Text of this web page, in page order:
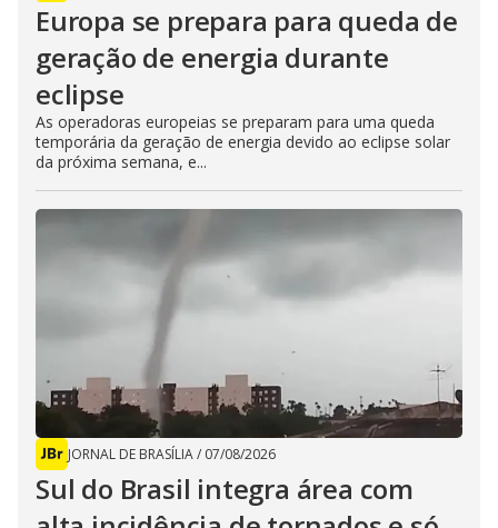
Europa se prepara para queda de
geração de energia durante
eclipse
As operadoras europeias se preparam para uma queda
temporária da geração de energia devido ao eclipse solar
da próxima semana, e...
JORNAL DE BRASÍLIA/ 07/08/2026
Sul do Brasil integra área com